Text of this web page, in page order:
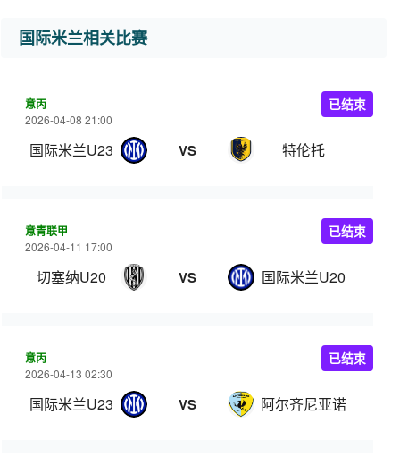
国际米兰相关比赛
意丙
2026-04-08 21:00
国际米兰U23 VS 特伦托
已结束
意青联甲
2026-04-11 17:00
切塞纳U20 VS 国际米兰U20
已结束
意丙
2026-04-13 02:30
国际米兰U23 VS 阿尔齐尼亚诺
已结束